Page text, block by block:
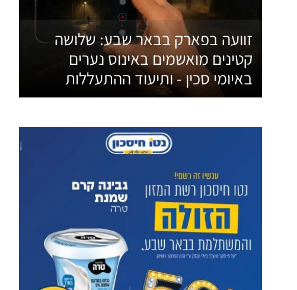
זוועה בפארק בבאר שבע: שלושה
קטינים מואשמים באינוס נערים
באיומי סכין - ותיעוד ההתעללות